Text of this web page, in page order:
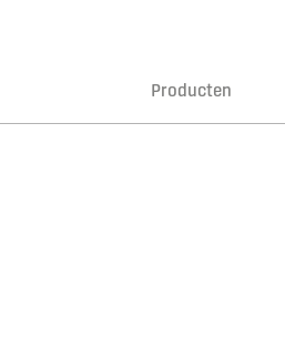
Producten